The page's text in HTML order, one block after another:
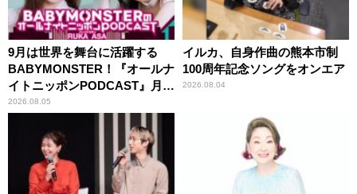
9月は世界を舞台に活躍する
BABYMONSTER！『オールナ
イトニッポンPODCAST』月替
わりパーソナリティ
2026.08.05
イルカ、自身作曲の熊本市制
100周年記念ソングをオンエア
2026.08.04